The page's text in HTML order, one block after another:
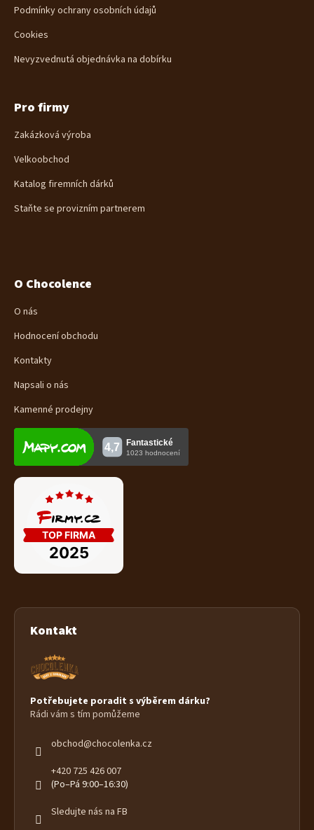
Podmínky ochrany osobních údajů
Cookies
Nevyzvednutá objednávka na dobírku
Pro firmy
Zakázková výroba
Velkoobchod
Katalog firemních dárků
Staňte se provizním partnerem
O Chocolence
O nás
Hodnocení obchodu
Kontakty
Napsali o nás
Kamenné prodejny
Kontakt
Potřebujete poradit s výběrem dárku?
Rádi vám s tím pomůžeme
obchod@chocolenka.cz
+420 725 426 007
(Po–Pá 9:00–16:30)
Sledujte nás na FB